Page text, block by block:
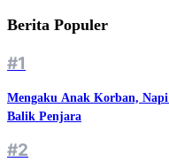
Berita Populer
#1
Mengaku Anak Korban,
Balik Penjara
#2